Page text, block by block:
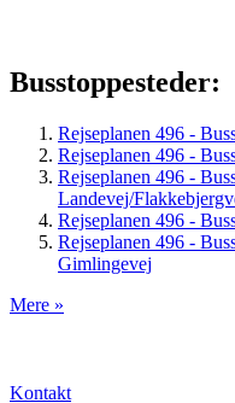
Busstoppesteder:
Rejseplanen 496 -
Rejseplanen 496 -
Rejseplanen 496 -
Landevej/
Rejseplanen 496 -
Rejseplanen 496 -
Gimlingevej
Mere »
Kontakt